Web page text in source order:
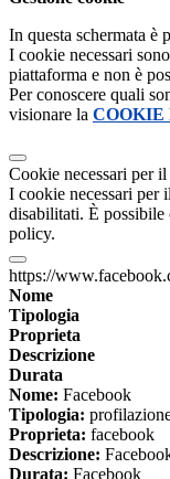
In questa schermata è
I cookie necessari
piattaforma e non è
Per conoscere quali
visionare la COOKIE
Cookie necessari per
I cookie necessari per
disabilitati. È possibile
policy.
https://
Nome
Tipologia
Proprieta
Descrizione
Durata
Nome: Facebook
Tipologia:
Proprieta: facebook
Descrizione:
Durata: Facebook